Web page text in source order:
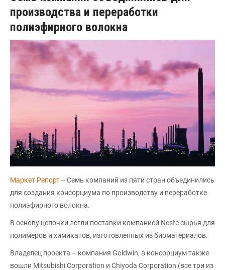
производства и переработки
полиэфирного волокна
Маркет Репорт-- Семь компаний из пяти стран объединились
для создания консорциума по производству и переработке
полиэфирного волокна.
В основу цепочки легли поставки компанией Neste сырья для
полимеров и химикатов, изготовленных из биоматериалов.
Владелец проекта – компания Goldwin, в консорциум также
вошли Mitsubishi Corporation и Chiyoda Corporation (все три из